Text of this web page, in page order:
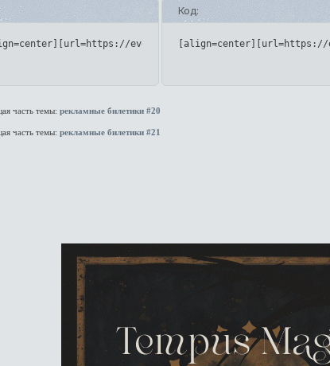
eveningstop.rusff.me/][img]https://
Код:
[align=center][url=https://
часть темы: рекламные билетики #20
часть темы: рекламные билетики #21